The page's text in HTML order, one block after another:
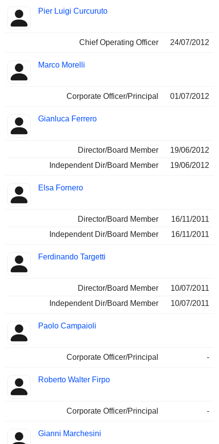
Pier Luigi Curcuruto
Chief Operating Officer 24/07/2012
Marco Morelli
Corporate Officer/Principal 01/07/2012
Gianluca Ferrero
Director/Board Member
19/06/2012
Independent Dir/Board Member
19/06/2012
Elsa Fornero
Director/Board Member
16/11/2011
Independent Dir/Board Member
16/11/2011
Ferdinando Targetti
Director/Board Member
10/07/2011
Independent Dir/Board Member
10/07/2011
Paolo Campaioli
Corporate Officer/Principal -
Roberto Walter Firpo
Corporate Officer/Principal -
Gianni Marchesini